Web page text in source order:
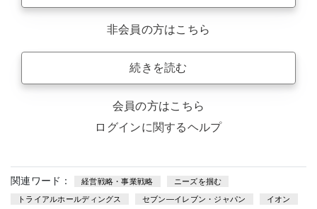
非会員の方はこちら
続きを読む
会員の方はこちら
ログインに関するヘルプ
関連ワード： 経営戦略・事業戦略 ニーズを掴む
トライアルホールディングス セブン—イレブン・ジャパン イオン